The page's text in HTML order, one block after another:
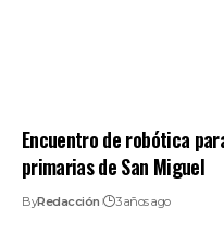
Encuentro de robótica
primarias de San Miguel
ByRedacción 3 años ago